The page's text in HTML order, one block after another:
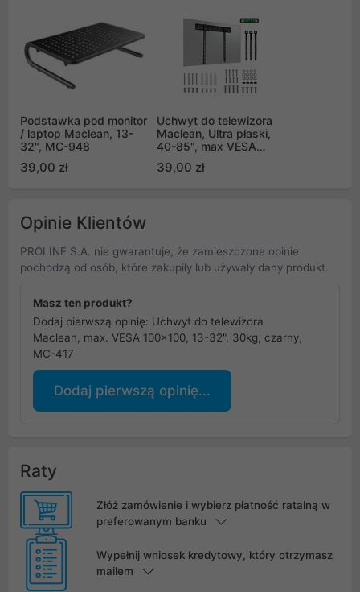
Podstawka pod monitor
/ laptop Maclean, 13-
32", MC-948
39,00 zł
Uchwyt do telewizora
Maclean, Ultra płaski,
40-85", max VESA
do 80kg, MC-123
39,00 zł
Opinie Klientów
PROLINE S.A. nie gwarantuje, że zamieszczone opinie
pochodzą od osób, które zakupiły lub używały dany produkt.
Masz ten produkt?
Dodaj pierwszą opinię: Uchwyt do telewizora
Maclean, max. VESA 100x100, 13-32", 30kg, czarny,
MC-417
Dodaj pierwszą opinię...
Raty
Złóż zamówienie i wybierz płatność ratalną w
preferowanym banku
Wypełnij wniosek kredytowy, który otrzymasz
mailem